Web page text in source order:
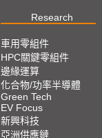
Research
車用零組件
HPC關鍵零組件
邊緣運算
化合物/功率半導體
Green Tech
EV Focus
新興科技
亞洲供應鏈